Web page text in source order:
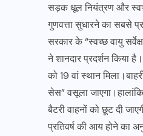
सड़क धूल नियंत्रण और
गुणवत्ता सुधारने का सबसे
सरकार के “स्वच्छ वायु
ने शानदार प्रदर्शन किया
को 19 वां स्थान
सेस” वसूला
बैटरी वाहनों को छूट दी
प्रतिवर्ष की आय होने का